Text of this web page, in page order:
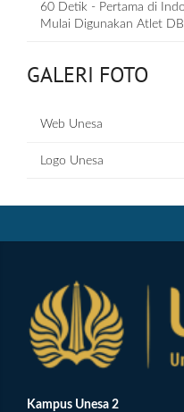
60 Detik - Pertama di
Mulai Digunakan Atlet
GALERI FOTO
Web Unesa
Logo Unesa
Kampus Unesa 2